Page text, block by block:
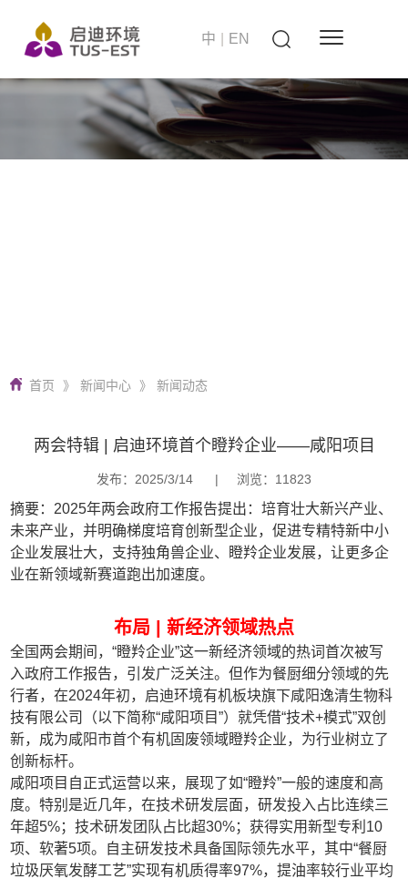
中 EN
首页 》 新闻中心 》 新闻动态
两会特辑 | 启迪环境首个瞪羚企业——咸阳项目
发布：2025/3/14 | 浏览：11823
摘要：2025年两会政府工作报告提出：培育壮大新兴产业、
未来产业，并明确梯度培育创新型企业，促进专精特新中小
企业发展壮大，支持独角兽企业、瞪羚企业发展，让更多企
业在新领域新赛道跑出加速度。
布局 | 新经济领域热点
全国两会期间，“瞪羚企业”这一新经济领域的热词首次被写
入政府工作报告，引发广泛关注。但作为餐厨细分领域的先
行者，在2024年初，启迪环境有机板块旗下咸阳逸清生物科
技有限公司（以下简称“咸阳项目”）就凭借“技术+模式”双创
新，成为咸阳市首个有机固废领域瞪羚企业，为行业树立了
创新标杆。
咸阳项目自正式运营以来，展现了如“瞪羚”一般的速度和高
度。特别是近几年，在技术研发层面，研发投入占比连续三
年超5%；技术研发团队占比超30%；获得实用新型专利10
项、软著5项。自主研发技术具备国际领先水平，其中“餐厨
垃圾厌氧发酵工艺”实现有机质得率97%，提油率较行业平均